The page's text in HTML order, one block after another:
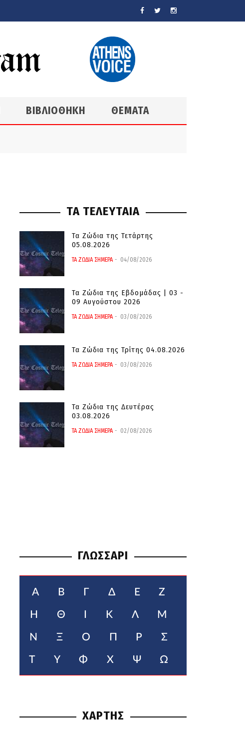
ΒΙΒΛΙΟΘΗΚΗ ΘΕΜΑΤΑ
ΤΑ ΤΕΛΕΥΤΑΙΑ
Τα Ζώδια της Τετάρτης
05.08.2026
ΤΑ ΖΩΔΙΑ ΣΗΜΕΡΑ 04/08/2026
Τα Ζώδια της Εβδομάδας | 03 -
09 Αυγούστου 2026
ΤΑ ΖΩΔΙΑ ΣΗΜΕΡΑ 03/08/2026
Τα Ζώδια της Τρίτης 04.08.2026
ΤΑ ΖΩΔΙΑ ΣΗΜΕΡΑ 03/08/2026
Τα Ζώδια της Δευτέρας
03.08.2026
ΤΑ ΖΩΔΙΑ ΣΗΜΕΡΑ 02/08/2026
ΓΛΩΣΣΑΡΙ
Α Β Γ Δ Ε Ζ
Η Θ Κ Λ Μ
Ν Ξ Ο Π Ρ Σ
Τ Υ Φ Χ Ψ Ω
ΧΑΡΤΗΣ